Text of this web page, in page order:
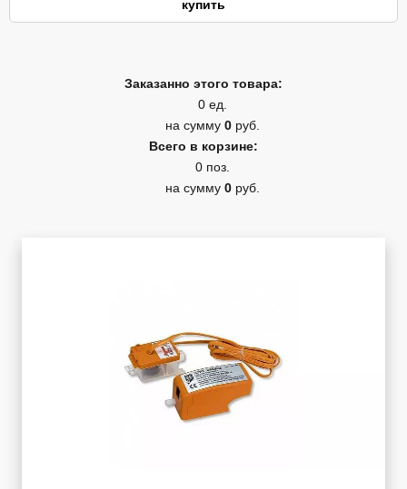
Заказанно этого товара:
0 ед.
на сумму 0 руб.
Всего в корзине:
0 поз.
на сумму 0 руб.